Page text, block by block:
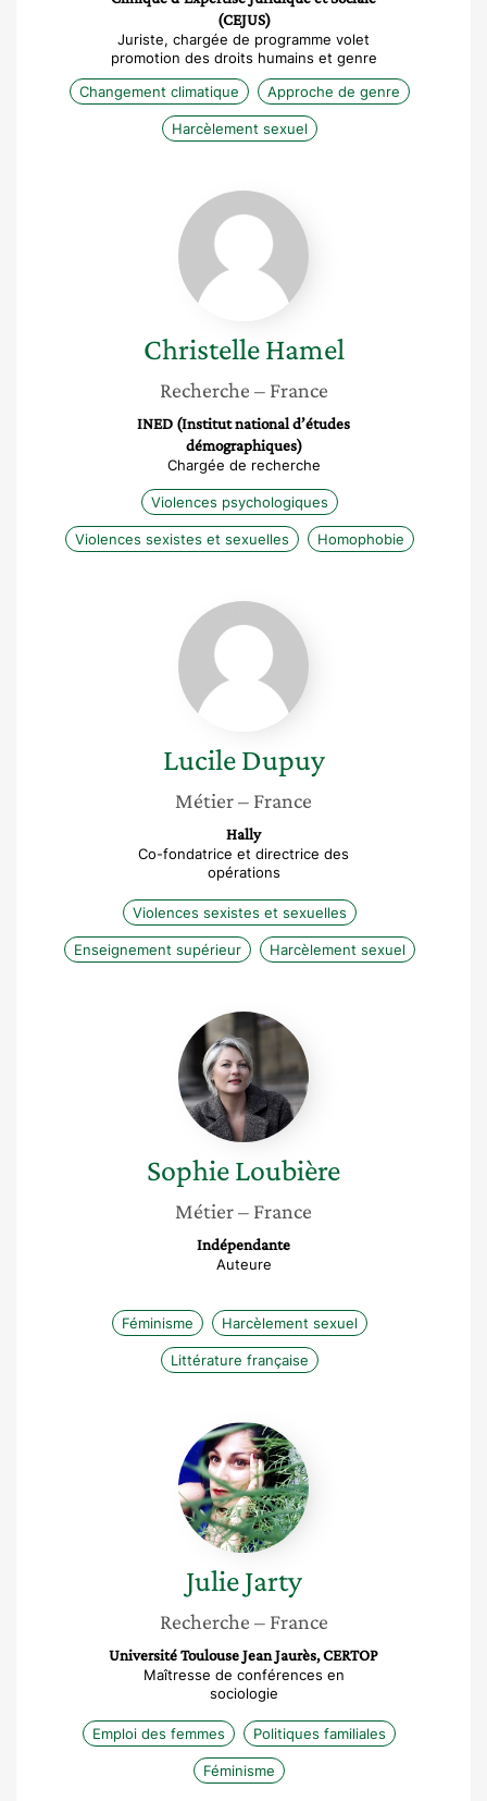
(CEJUS)
Juriste, chargée de programme volet
promotion des droits humains et genre
Changement climatique
Approche de genre
Harcèlement sexuel
Christelle
Hamel
Christelle Hamel
Recherche – France
INED (Institut national d’études
démographiques)
Chargée de recherche
Violences psychologiques
Violences sexistes et sexuelles Homophobie
Lucile
Dupuy
Lucile Dupuy
Métier– France
Hally
Co-fondatrice et directrice des
opérations
Violences sexistes et sexuelles
Enseignement supérieur Harcèlement sexuel
Sophie
Loubière
SophieLoubière
Métier– France
Indépendante
Auteure
Féminisme Harcèlement sexuel
Littérature française
Julie
Jarty
Julie Jarty
Recherche – France
Université Toulouse Jean Jaurès, CERTOP
Maîtresse de conférences en
sociologie
Emploi des femmes Politiques familiales
Féminisme